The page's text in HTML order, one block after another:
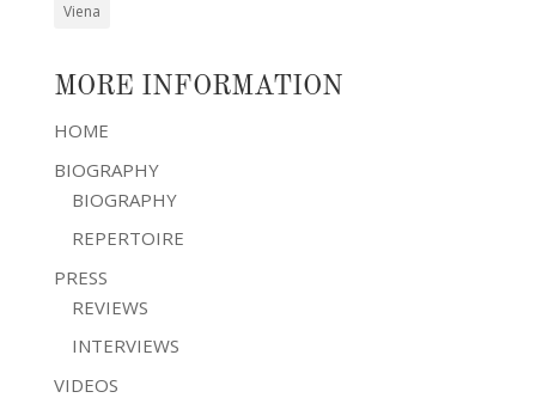
Viena
MORE INFORMATION
HOME
BIOGRAPHY
BIOGRAPHY
REPERTOIRE
PRESS
REVIEWS
INTERVIEWS
VIDEOS